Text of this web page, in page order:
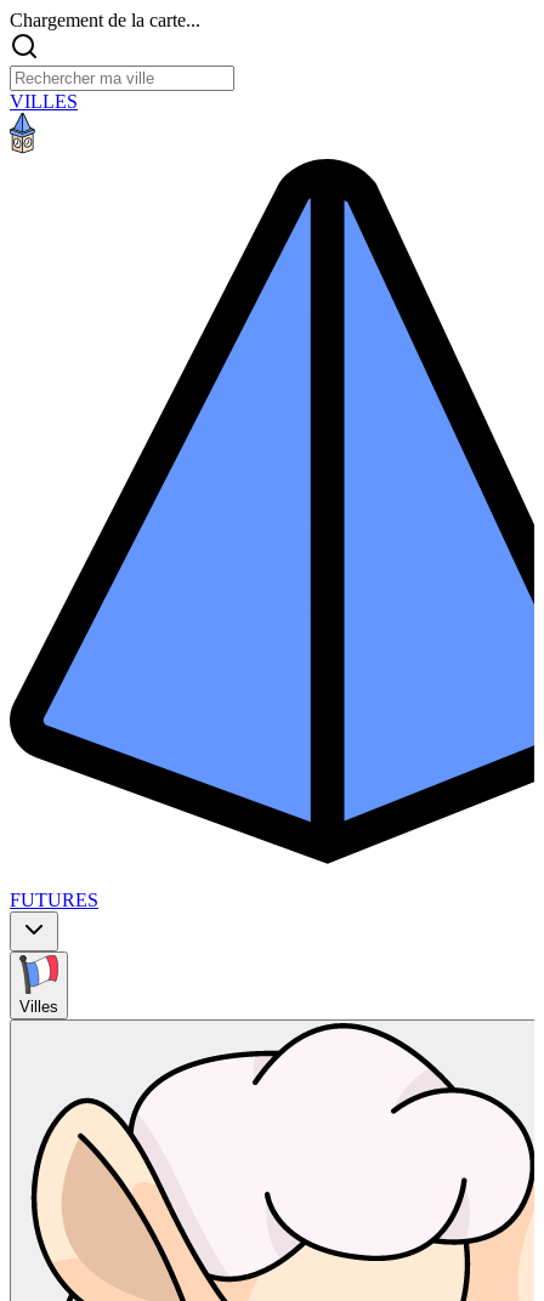
Chargement de la carte...
VILLES
FUTURES
Villes